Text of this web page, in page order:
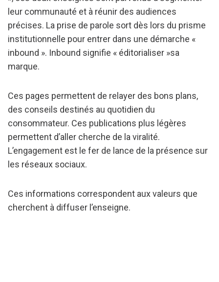
leur communauté et à réunir des audiences
précises. La prise de parole sort dès lors du prisme
institutionnelle pour entrer dans une démarche «
inbound ». Inbound signifie « éditorialiser »sa
marque.
Ces pages permettent de relayer des bons plans,
des conseils destinés au quotidien du
consommateur. Ces publications plus légères
permettent d’aller cherche de la viralité.
L’engagement est le fer de lance de la présence sur
les réseaux sociaux.
Ces informations correspondent aux valeurs que
cherchent à diffuser l’enseigne.